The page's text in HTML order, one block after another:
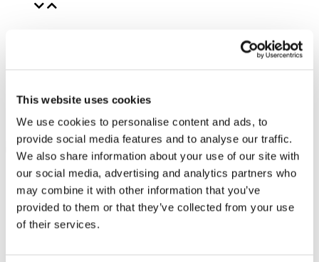
This website uses cookies
We use cookies to personalise content and ads, to
provide social media features and to analyse our traffic.
We also share information about your use of our site with
our social media, advertising and analytics partners who
may combine it with other information that you’ve
provided to them or that they’ve collected from your use
of their services.